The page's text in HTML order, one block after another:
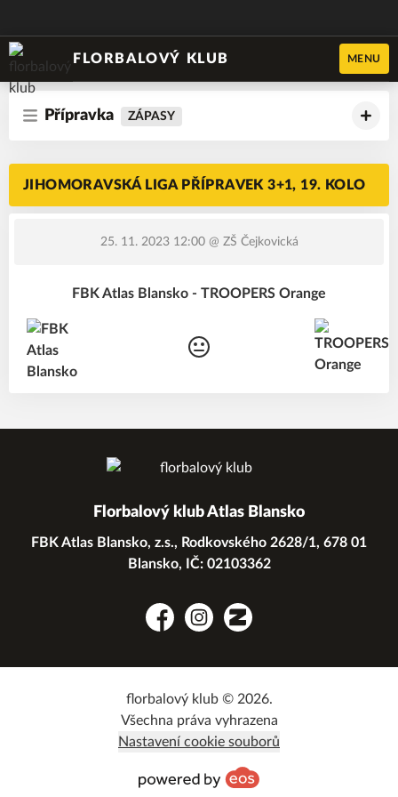
FLORBALOVÝ KLUB MENU
Přípravka ZÁPASY
JIHOMORAVSKÁ LIGA PŘÍPRAVEK 3+1, 19. KOLO
25. 11. 2023 12:00@ ZŠ Čejkovická
FBK Atlas Blansko - TROOPERS Orange
Florbalový klub Atlas Blansko
FBK Atlas Blansko, z.s., Rodkovského 2628/1, 678 01
Blansko, IČ: 02103362
FacebookInstagramZonerama
florbalový klub © 2026.
Všechna práva vyhrazena
Nastavení cookie souborů